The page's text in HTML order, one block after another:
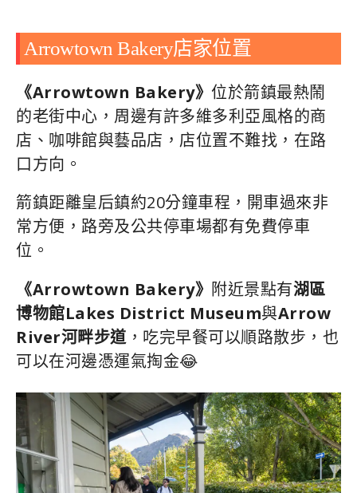
Arrowtown Bakery店家位置
《Arrowtown Bakery》 位於箭鎮最熱鬧
的老街中心，周邊有許多維多利亞風格的商
店、咖啡館與藝品店，店位置不難找，在路
口方向。
箭鎮距離皇后鎮約20分鐘車程，開車過來非
常方便，路旁及公共停車場都有免費停車
位。
《Arrowtown Bakery》 附近景點有湖區
博物館Lakes District Museum與Arrow
River河畔步道，吃完早餐可以順路散步，也
可以在河邊憑運氣掏金😂